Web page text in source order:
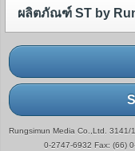
ผลิตภัณฑ์ ST by
Rungsimun Media Co.,Ltd.
0-2747-6932 Fax: (66)